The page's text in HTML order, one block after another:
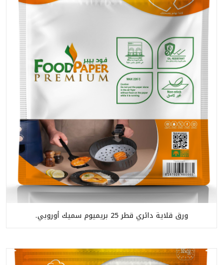
ورق قلاية دائري قطر 25 بريميوم سميك أوروبي.